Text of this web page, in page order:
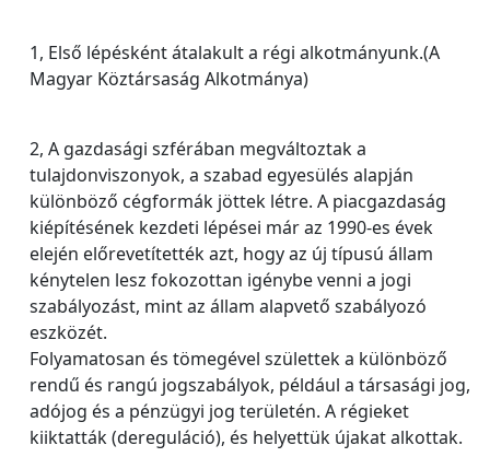
1, Első lépésként átalakult a régi alkotmányunk.(A
Magyar Köztársaság Alkotmánya)
2, A gazdasági szférában megváltoztak a
tulajdonviszonyok, a szabad egyesülés alapján
különböző cégformák jöttek létre. A piacgazdaság
kiépítésének kezdeti lépései már az 1990-es évek
elején előrevetítették azt, hogy az új típusú állam
kénytelen lesz fokozottan igénybe venni a jogi
szabályozást, mint az állam alapvető szabályozó
eszközét.
Folyamatosan és tömegével születtek a különböző
rendű és rangú jogszabályok, például a társasági jog,
adójog és a pénzügyi jog területén. A régieket
kiiktatták (dereguláció), és helyettük újakat alkottak.